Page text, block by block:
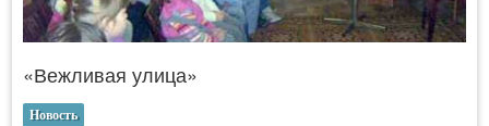
«Вежливая улица»
Новость